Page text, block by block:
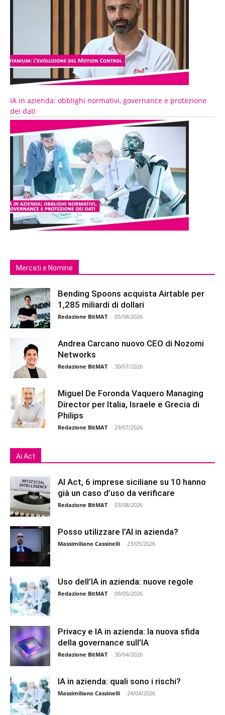
IA in azienda: obblighi normativi, governance e protezione
dei dati
Mercati e Nomine
Bending Spoons acquista Airtable per
1,285 miliardi di dollari
Redazione BitMAT - 05/08/2026
Andrea Carcano nuovo CEO di Nozomi
Networks
Redazione BitMAT - 30/07/2026
Miguel De Foronda Vaquero Managing
Director per Italia, Israele e Grecia di
Philips
Redazione BitMAT - 29/07/2026
Ai Act
AI Act, 6 imprese siciliane su 10 hanno
già un caso d’uso da verificare
Redazione BitMAT - 03/08/2026
Posso utilizzare l’AI in azienda?
Massimiliano Cassinelli - 23/05/2026
Uso dell’IA in azienda: nuove regole
Redazione BitMAT - 09/05/2026
Privacy e IA in azienda: la nuova sfida
della governance sull’IA
Redazione BitMAT - 30/04/2026
IA in azienda: quali sono i rischi?
Massimiliano Cassinelli - 24/04/2026